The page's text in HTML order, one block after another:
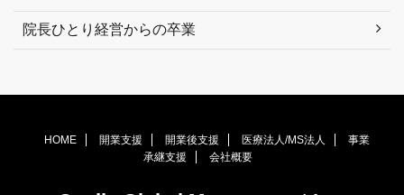
院長ひとり経営からの卒業
HOME 開業支援 開業後支援 医療法人/MS法人
事業
承継支援
会社概要